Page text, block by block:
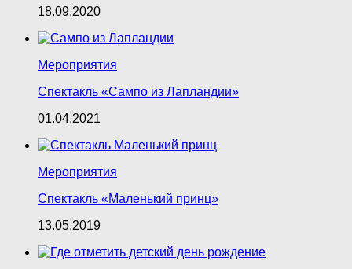
18.09.2020
Мероприятия
Спектакль «Сампо из Лапландии»
01.04.2021
Мероприятия
Спектакль «Маленький принц»
13.05.2019